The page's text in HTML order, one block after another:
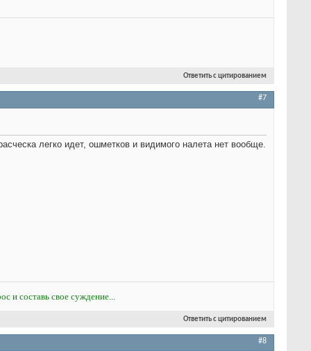
Ответить с цитированием
#7
легко идет, ошметков и видимого налета нет вообще.
и составь свое суждение...
Ответить с цитированием
#8